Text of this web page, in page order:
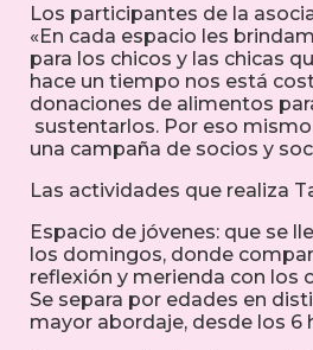
Los participantes de la
«En cada espacio les
para los chicos y las chicas
hace un tiempo nos está
donaciones de alimentos
sustentarlos. Por eso
una campaña de socios y
Las actividades que realiza
Espacio de jóvenes: que se
los domingos, donde
reflexión y merienda con los
Se separa por edades en
mayor abordaje, desde los 6